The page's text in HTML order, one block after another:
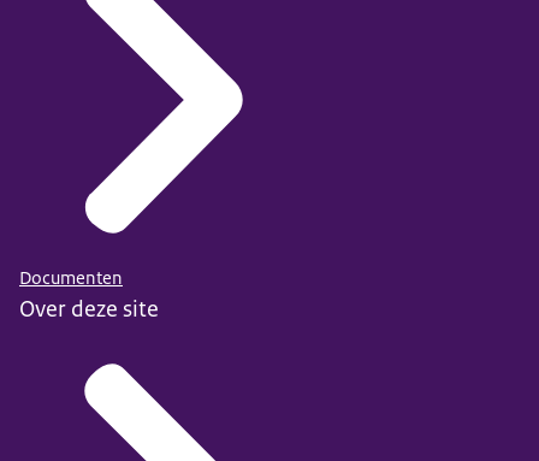
Documenten
Over deze site